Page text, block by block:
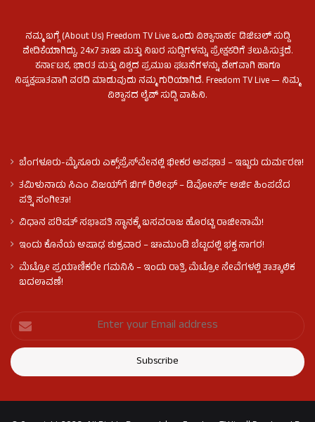
ನಮ್ಮ ಬಗ್ಗೆ (About Us) Freedom TV Live ಒಂದು ವಿಶ್ವಾಸಾರ್ಹ ಡಿಜಿಟಲ್ ಸುದ್ದಿ
ವೇದಿಕೆಯಾಗಿದ್ದು, 24x7 ತಾಜಾ ಮತ್ತು ನಿಖರ ಸುದ್ದಿಗಳನ್ನು ಪ್ರೇಕ್ಷಕರಿಗೆ ತಲುಪಿಸುತ್ತದೆ.
ಕರ್ನಾಟಕ, ಭಾರತ ಮತ್ತು ವಿಶ್ವದ ಪ್ರಮುಖ ಘಟನೆಗಳನ್ನು ವೇಗವಾಗಿ ಹಾಗೂ
ನಿಷ್ಪಕ್ಷಪಾತವಾಗಿ ವರದಿ ಮಾಡುವುದು ನಮ್ಮ ಗುರಿಯಾಗಿದೆ. Freedom TV Live — ನಿಮ್ಮ
ವಿಶ್ವಾಸದ ಲೈವ್ ಸುದ್ದಿ ವಾಹಿನಿ.
ಬೆಂಗಳೂರು-ಮೈಸೂರು ಎಕ್ಸ್‌ಪ್ರೆಸ್‌ವೇನಲ್ಲಿ ಭೀಕರ ಅಪಘಾತ – ಇಬ್ಬರು ದುರ್ಮರಣ!
ತಮಿಳುನಾಡು ಸಿಎಂ ವಿಜಯ್‌ಗೆ ಬಿಗ್ ರಿಲೀಫ್ – ಡಿವೋರ್ಸ್ ಅರ್ಜಿ ಹಿಂಪಡೆದ
ಪತ್ನಿ ಸಂಗೀತಾ!
ವಿಧಾನ ಪರಿಷತ್ ಸಭಾಪತಿ ಸ್ಥಾನಕ್ಕೆ ಬಸವರಾಜ ಹೊರಟ್ಟಿ ರಾಜೀನಾಮೆ!
ಇಂದು ಕೊನೆಯ ಆಷಾಢ ಶುಕ್ರವಾರ – ಚಾಮುಂಡಿ ಬೆಟ್ಟದಲ್ಲಿ ಭಕ್ತ ಸಾಗರ!
ಮೆಟ್ರೋ ಪ್ರಯಾಣಿಕರೇ ಗಮನಿಸಿ – ಇಂದು ರಾತ್ರಿ ಮೆಟ್ರೋ ಸೇವೆಗಳಲ್ಲಿ ತಾತ್ಕಾಲಿಕ
ಬದಲಾವಣೆ!